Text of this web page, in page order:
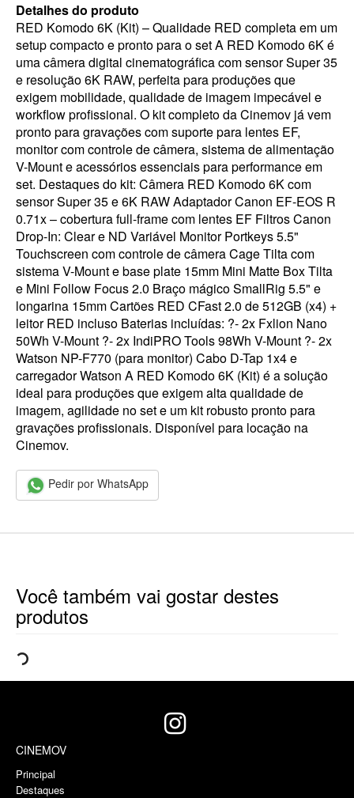
Detalhes do produto
RED Komodo 6K (Kit) – Qualidade RED completa em um
setup compacto e pronto para o set A RED Komodo 6K é
uma câmera digital cinematográfica com sensor Super 35
e resolução 6K RAW, perfeita para produções que
exigem mobilidade, qualidade de imagem impecável e
workflow profissional. O kit completo da Cinemov já vem
pronto para gravações com suporte para lentes EF,
monitor com controle de câmera, sistema de alimentação
V-Mount e acessórios essenciais para performance em
set. Destaques do kit: Câmera RED Komodo 6K com
sensor Super 35 e 6K RAW Adaptador Canon EF-EOS R
0.71x – cobertura full-frame com lentes EF Filtros Canon
Drop-In: Clear e ND Variável Monitor Portkeys 5.5"
Touchscreen com controle de câmera Cage Tilta com
sistema V-Mount e base plate 15mm Mini Matte Box Tilta
e Mini Follow Focus 2.0 Braço mágico SmallRig 5.5" e
longarina 15mm Cartões RED CFast 2.0 de 512GB (x4) +
leitor RED incluso Baterias incluídas: ?- 2x Fxlion Nano
50Wh V-Mount ?- 2x IndiPRO Tools 98Wh V-Mount ?- 2x
Watson NP-F770 (para monitor) Cabo D-Tap 1x4 e
carregador Watson A RED Komodo 6K (Kit) é a solução
ideal para produções que exigem alta qualidade de
imagem, agilidade no set e um kit robusto pronto para
gravações profissionais. Disponível para locação na
Cinemov.
Pedir por WhatsApp
Você também vai gostar destes
produtos
CINEMOV
Principal
Destaques